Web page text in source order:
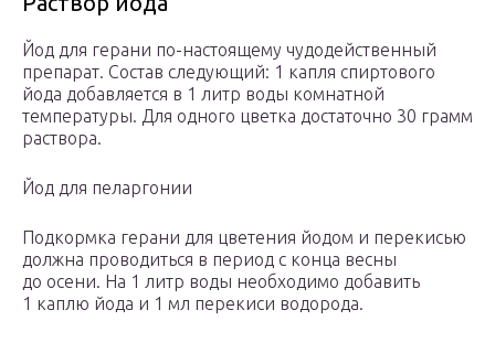
Йод для герани по-настоящему чудодейственный
препарат. Состав следующий: 1 капля спиртового
йода добавляется в 1 литр воды комнатной
температуры. Для одного цветка достаточно 30 грамм
раствора.
Йод для пеларгонии
Подкормка герани для цветения йодом и перекисью
должна проводиться в период с конца весны
до осени. На 1 литр воды необходимо добавить
1 каплю йода и 1 мл перекиси водорода.